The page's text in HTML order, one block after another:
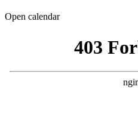
Open calendar